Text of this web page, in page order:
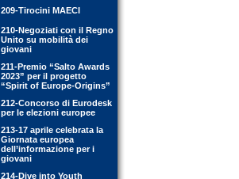
209-Tirocini MAECI
210-Negoziati con il Regno
Unito su mobilità dei
giovani
211-Premio “Salto Awards
2023” per il progetto
“Spirit of Europe-Origins”
212-Concorso di Eurodesk
per le elezioni europee
213-17 aprile celebrata la
Giornata europea
dell’informazione per i
giovani
214-Dive into Youth